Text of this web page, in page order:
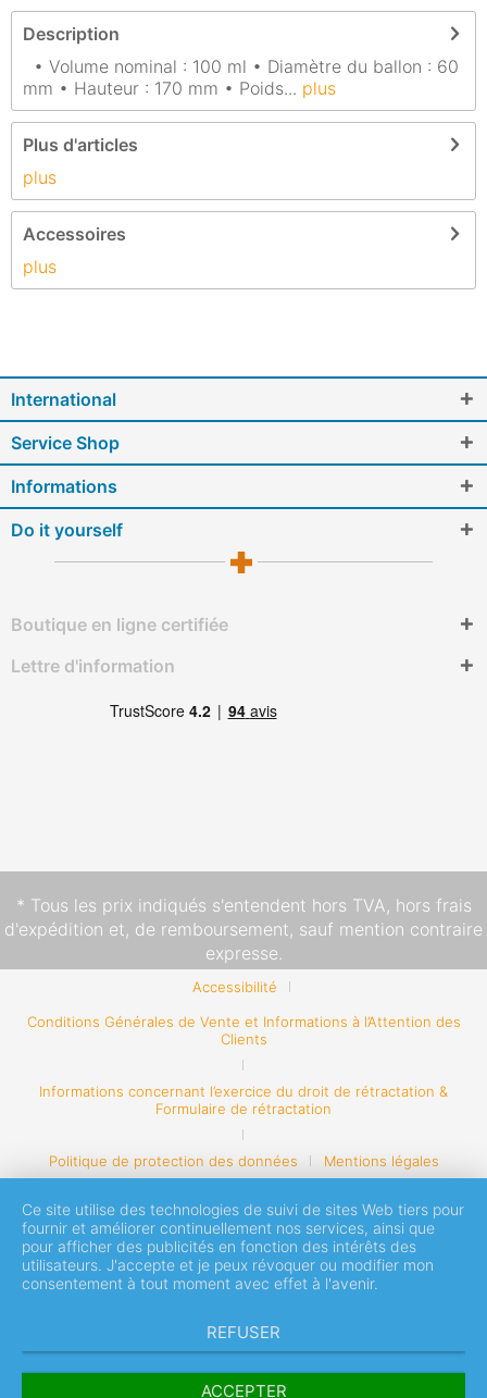
Description
• Volume nominal : 100 ml • Diamètre du ballon : 60
mm • Hauteur : 170 mm • Poids... plus
Plus d'articles
plus
Accessoires
plus
International
Service Shop
Informations
Do it yourself
Boutique en ligne certifiée
Lettre d'information
* Tous les prix indiqués s'entendent hors TVA, hors frais
d'expédition et, de remboursement, sauf mention contraire
expresse.
Accessibilité
Conditions Générales de Vente et Informations à l’Attention des
Clients
Informations concernant l’exercice du droit de rétractation &
Formulaire de rétractation
Politique de protection des données Mentions légales
Ce site utilise des technologies de suivi de sites Web tiers pour
fournir et améliorer continuellement nos services, ainsi que
pour afficher des publicités en fonction des intérêts des
utilisateurs. J'accepte et je peux révoquer ou modifier mon
consentement à tout moment avec effet à l'avenir.
REFUSER
ACCEPTER